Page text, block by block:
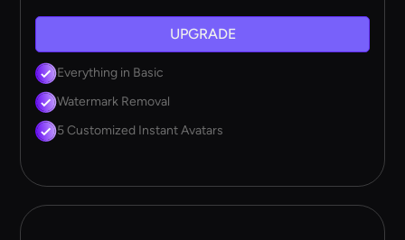
UPGRADE
Everything in Basic
Watermark Removal
5 Customized Instant Avatars